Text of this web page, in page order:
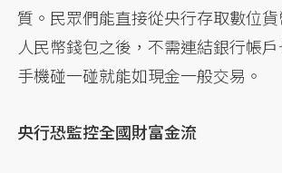
質。民眾們能直接從央行存取數位
人民幣錢包之後，不需連結銀行帳戶
手機碰一碰就能如現金一般交易。
央行恐監控全國財富金流